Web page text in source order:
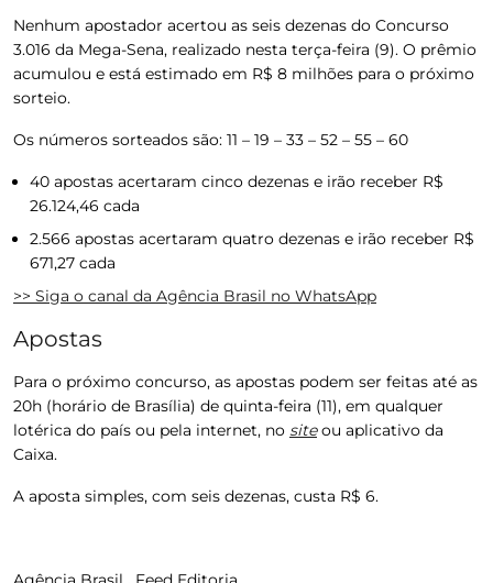
Nenhum apostador acertou as seis dezenas do Concurso
3.016 da Mega-Sena, realizado nesta terça-feira (9). O prêmio
acumulou e está estimado em R$ 8 milhões para o próximo
sorteio.
Os números sorteados são: 11 – 19 – 33 – 52 – 55 – 60
40 apostas acertaram cinco dezenas e irão receber R$
26.124,46 cada
2.566 apostas acertaram quatro dezenas e irão receber R$
671,27 cada
>> Siga o canal da Agência Brasil no WhatsApp
Apostas
Para o próximo concurso, as apostas podem ser feitas até as
20h (horário de Brasília) de quinta-feira (11), em qualquer
lotérica do país ou pela internet, no siteou aplicativo da
Caixa.
A aposta simples, com seis dezenas, custa R$ 6.